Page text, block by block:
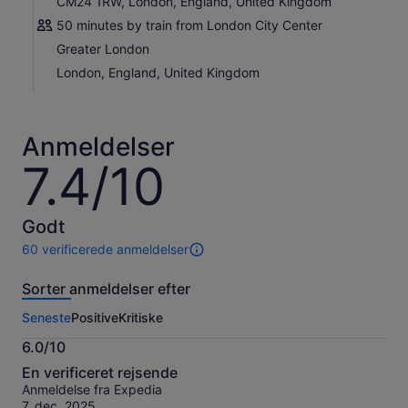
50 minutes by train from London City Center
Greater London
London, England, United Kingdom
Anmeldelser
7.4/10
7.4
ud
af
10
Godt
60 verificerede anmeldelser
60
af
oplevelse.
Flere
oplysninger
om
vores
verificerede
Sorter anmeldelser efter
SenestePositiveKritiske
6.0/10
6.0
ud
af
En verificeret rejsende
Anmeldelse fra Expedia